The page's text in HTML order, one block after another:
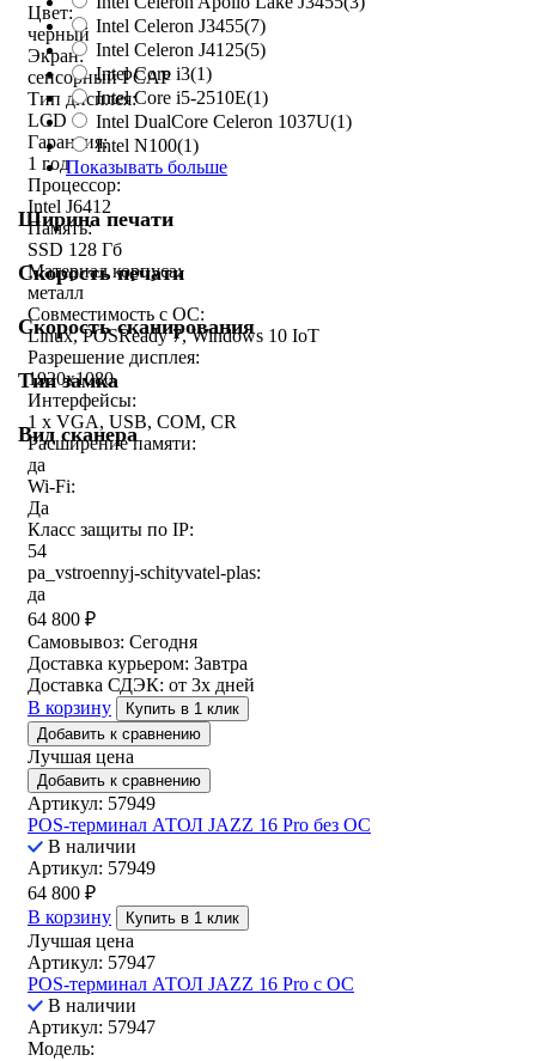
Intel Celeron J3455(7)
Intel Celeron J4125(5)
Intel Core i3(1)
Intel Core i5-2510E(1)
Intel DualCore Celeron 1037U(1)
Intel N100(1)
Показывать больше
Ширина печати
Скорость печати
Скорость сканирования
Тип замка
Вид сканера
Цвет:
черный
Экран:
сенсорный PCAP
Тип дисплея:
LCD
Гарантия:
1 год
Процессор:
Intel J6412
Память:
SSD 128 Гб
Материал корпуса:
металл
Совместимость с ОС:
Linux, POSReady 7, Windows 10 IoT
Разрешение дисплея:
1920x1080
Интерфейсы:
1 x VGA, USB, COM, CR
Расширение памяти:
да
Wi-Fi:
Да
Класс защиты по IP:
54
pa_vstroennyj-schityvatel-plas:
да
64 800 ₽
Самовывоз: Сегодня
Доставка курьером: Завтра
Доставка СДЭК: от 3х дней
В корзину
Купить в 1 клик
Добавить к сравнению
Лучшая цена
Добавить к сравнению
Артикул: 57949
POS-терминал АТОЛ JAZZ 16 Pro без ОС
В наличии
Артикул: 57949
64 800 ₽
В корзину
Купить в 1 клик
Лучшая цена
Артикул: 57947
POS-терминал АТОЛ JAZZ 16 Pro с ОС
В наличии
Артикул: 57947
Модель: